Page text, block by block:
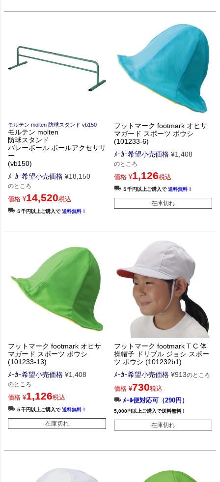
モルテン molten 防球スタンド vb150
モルテン molten
防球スタンド
バレーボール ボールアクセサリ
ー
(vb150)
ﾒｰｶｰ希望小売価格 ¥18,150
のところ
価格 ¥14,520税込
５千円以上ご購入で送料無料！
フットマーク footmark オヒサ
マガード スポーツ ボウシ
(101233-6)
ﾒｰｶｰ希望小売価格 ¥1,408
のところ
価格 ¥1,126税込
５千円以上ご購入で送料無料！
在庫切れ
フットマーク footmark オヒサ
マガード スポーツ ボウシ
(101233-13)
ﾒｰｶｰ希望小売価格 ¥1,408
のところ
価格 ¥1,126税込
５千円以上ご購入で送料無料！
在庫切れ
フットマーク footmark T C 体
操帽子 ドリブル ジョシ スポー
ツ ボウシ (101232b1)
ﾒｰｶｰ希望小売価格 ¥913のところ
価格 ¥730税込
ﾒｰﾙ便対応可（290円）
5,000円以上ご購入で送料無料！
在庫切れ